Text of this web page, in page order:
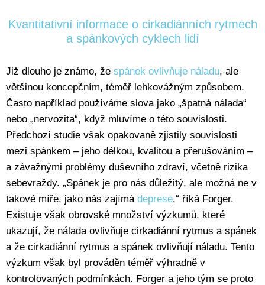
Kvantitativní informace o cirkadiánních rytmech
a spánkových cyklech lidí
Již dlouho je známo, že spánek ovlivňuje náladu, ale
většinou koncepčním, téměř lehkovážným způsobem.
Často například používáme slova jako „špatná nálada“
nebo „nervozita“, když mluvíme o této souvislosti.
Předchozí studie však opakovaně zjistily souvislosti
mezi spánkem – jeho délkou, kvalitou a přerušováním –
a závažnými problémy duševního zdraví, včetně rizika
sebevraždy. „Spánek je pro nás důležitý, ale možná ne v
takové míře, jako nás zajímá deprese,“ říká Forger.
Existuje však obrovské množství výzkumů, které
ukazují, že nálada ovlivňuje cirkadiánní rytmus a spánek
a že cirkadiánní rytmus a spánek ovlivňují náladu. Tento
výzkum však byl prováděn téměř výhradně v
kontrolovaných podmínkách. Forger a jeho tým se proto